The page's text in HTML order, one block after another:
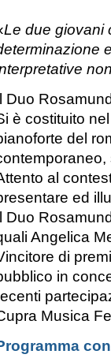
Le due giovani
Duo
è costituito
del
al
ed
Duo
Angelica
di
in
Musica